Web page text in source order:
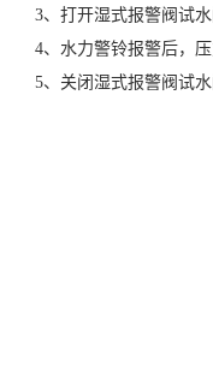
3、打开湿式报警阀试水
4、水力警铃报警后，压
5、关闭湿式报警阀试水